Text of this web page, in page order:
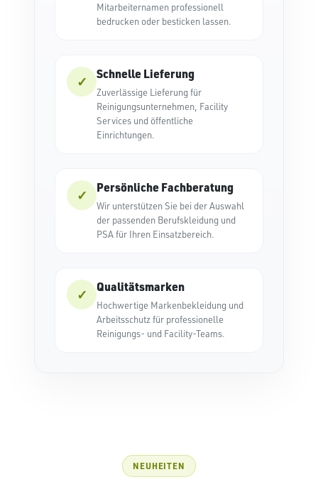
Mitarbeiternamen professionell
bedrucken oder besticken lassen.
✓ Schnelle Lieferung
Zuverlässige Lieferung für
Reinigungsunternehmen, Facility
Services und öffentliche
Einrichtungen.
✓ Persönliche Fachberatung
Wir unterstützen Sie bei der Auswahl
der passenden Berufskleidung und
PSA für Ihren Einsatzbereich.
✓ Qualitätsmarken
Hochwertige Markenbekleidung und
Arbeitsschutz für professionelle
Reinigungs- und Facility-Teams.
NEUHEITEN